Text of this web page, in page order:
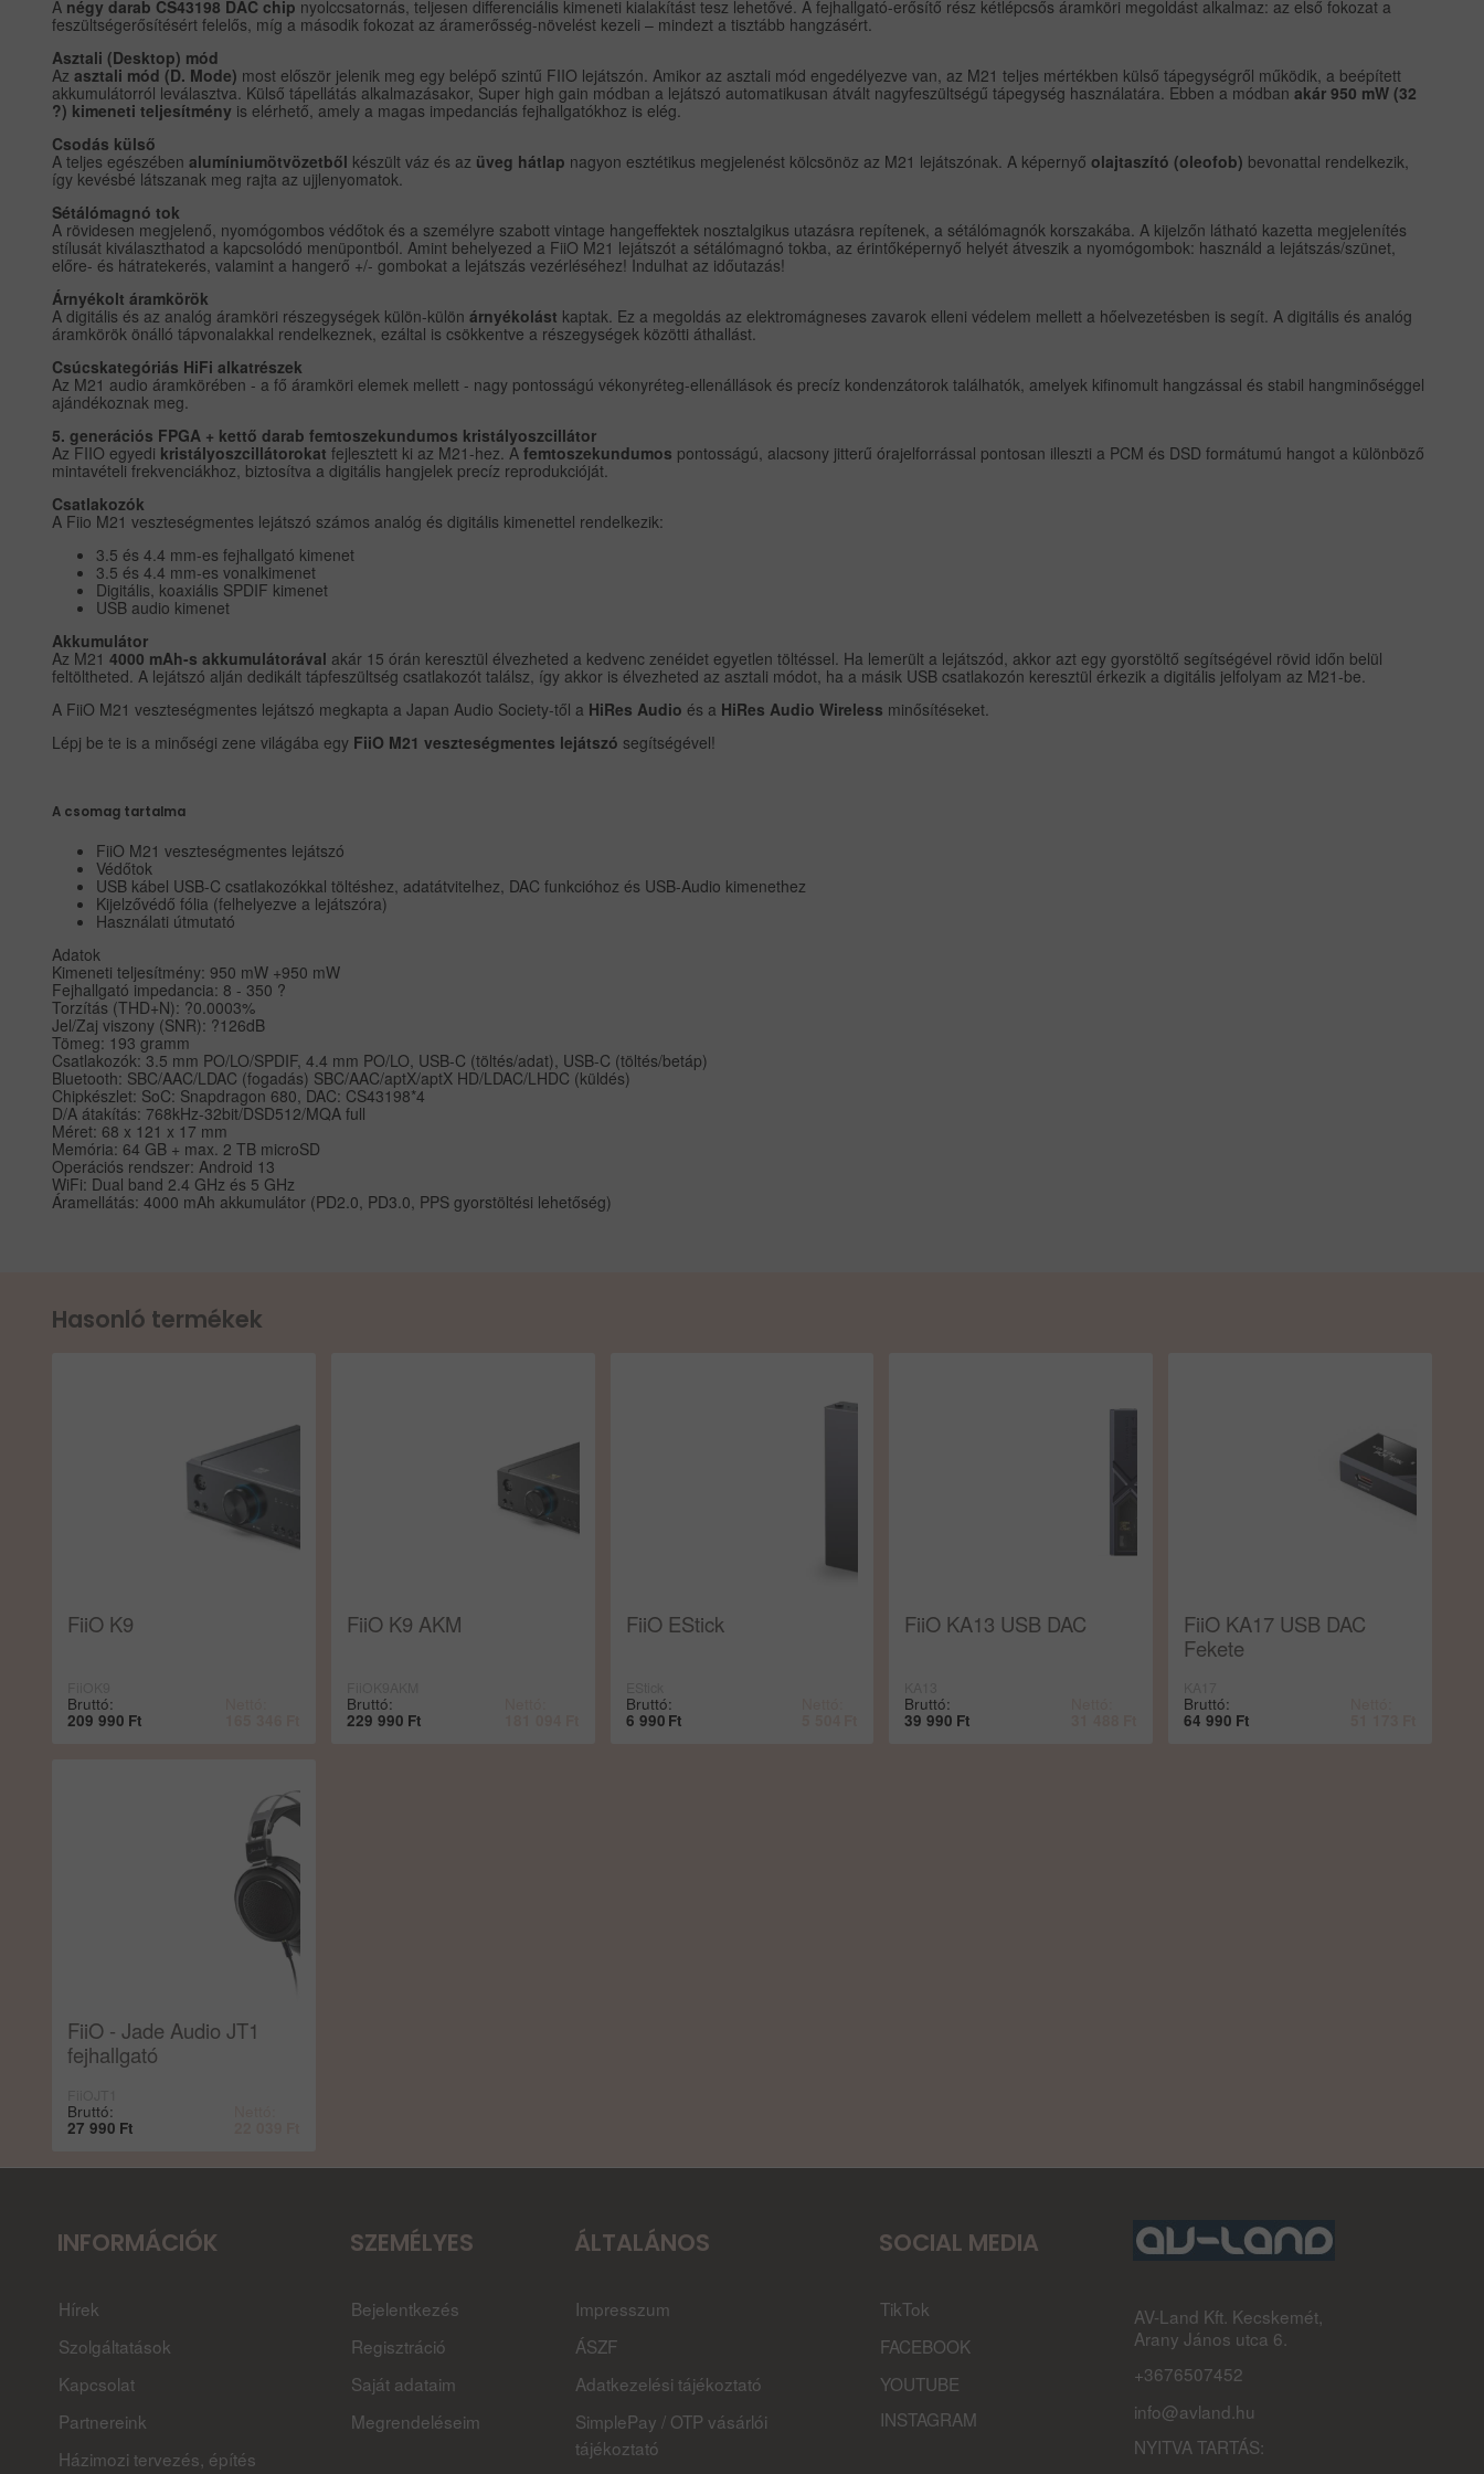
A négy darab CS43198 DAC chip nyolccsatornás, teljesen differenciális kimeneti kialakítást tesz lehetővé. A fejhallgató-erősítő rész kétlépcsős áramköri megoldást alkalmaz: az első fokozat a
feszültségerősítésért felelős, míg a második fokozat az áramerősség-növelést kezeli – mindezt a tisztább hangzásért.
Asztali (Desktop) mód
Az asztali mód (D. Mode) most először jelenik meg egy belépő szintű FIIO lejátszón. Amikor az asztali mód engedélyezve van, az M21 teljes mértékben külső tápegységről működik, a beépített
akkumulátorról leválasztva. Külső tápellátás alkalmazásakor, Super high gain módban a lejátszó automatikusan átvált nagyfeszültségű tápegység használatára. Ebben a módbanakár 950 mW (32
?) kimeneti teljesítmény is elérhető, amely a magas impedanciás fejhallgatókhoz is elég.
Csodás külső
A teljes egészébenalumíniumötvözetből készült váz és az üveg hátlap nagyon esztétikus megjelenést kölcsönöz az M21 lejátszónak. A képernyőolajtaszító (oleofob) bevonattal rendelkezik,
így kevésbé látszanak meg rajta az ujjlenyomatok.
Sétálómagnó tok
A rövidesen megjelenő, nyomógombos védőtok és a személyre szabott vintage hangeffektek nosztalgikus utazásra repítenek, a sétálómagnók korszakába. A kijelzőn látható kazetta megjelenítés
stílusát kiválaszthatod a kapcsolódó menüpontból. Amint behelyezed a FiiO M21 lejátszót a sétálómagnó tokba, az érintőképernyő helyét átveszik a nyomógombok: használd a lejátszás/szünet,
előre- és hátratekerés, valamint a hangerő +/- gombokat a lejátszás vezérléséhez! Indulhat az időutazás!
Árnyékolt áramkörök
A digitális és az analóg áramköri részegységek külön-különárnyékolást kaptak. Ez a megoldás az elektromágneses zavarok elleni védelem mellett a hőelvezetésben is segít. A digitális és analóg
áramkörök önálló tápvonalakkal rendelkeznek, ezáltal is csökkentve a részegységek közötti áthallást.
Csúcskategóriás HiFi alkatrészek
Az M21 audio áramkörében - a fő áramköri elemek mellett - nagy pontosságú vékonyréteg-ellenállások és precíz kondenzátorok találhatók, amelyek kifinomult hangzással és stabil hangminőséggel
ajándékoznak meg.
5. generációs FPGA + kettő darab femtoszekundumos kristályoszcillátor
Az FIIO egyedi kristályoszcillátorokatfejlesztett ki az M21-hez. Afemtoszekundumos pontosságú, alacsony jitterű órajelforrással pontosan illeszti a PCM és DSD formátumú hangot a különböző
mintavételi frekvenciákhoz, biztosítva a digitális hangjelek precíz reprodukcióját.
Csatlakozók
A Fiio M21 veszteségmentes lejátszó számos analóg és digitális kimenettel rendelkezik:
3.5 és 4.4 mm-es fejhallgató kimenet
3.5 és 4.4 mm-es vonalkimenet
Digitális, koaxiális SPDIF kimenet
USB audio kimenet
Akkumulátor
Az M214000 mAh-s akkumulátorával akár 15 órán keresztül élvezheted a kedvenc zenéidet egyetlen töltéssel. Ha lemerült a lejátszód, akkor azt egy gyorstöltő segítségével rövid időn belül
feltöltheted. A lejátszó alján dedikált tápfeszültség csatlakozót találsz, így akkor is élvezheted az asztali módot, ha a másik USB csatlakozón keresztül érkezik a digitális jelfolyam az M21-be.
A FiiO M21 veszteségmentes lejátszó megkapta a Japan Audio Society-től a HiRes Audio és a HiRes Audio Wireless minősítéseket.
Lépj be te is a minőségi zene világába egy FiiO M21 veszteségmentes lejátszó segítségével!
A csomag tartalma
FiiO M21 veszteségmentes lejátszó
Védőtok
USB kábel USB-C csatlakozókkal töltéshez, adatátvitelhez, DAC funkcióhoz és USB-Audio kimenethez
Kijelzővédő fólia (felhelyezve a lejátszóra)
Használati útmutató
Adatok
Kimeneti teljesítmény: 950 mW +950 mW
Fejhallgató impedancia: 8 - 350 ?
Torzítás (THD+N): ?0.0003%
Jel/Zaj viszony (SNR): ?126dB
Tömeg: 193 gramm
Csatlakozók: 3.5 mm PO/LO/SPDIF, 4.4 mm PO/LO, USB-C (töltés/adat), USB-C (töltés/betáp)
Bluetooth: SBC/AAC/LDAC (fogadás) SBC/AAC/aptX/aptX HD/LDAC/LHDC (küldés)
Chipkészlet: SoC: Snapdragon 680, DAC: CS43198*4
D/A átakítás: 768kHz-32bit/DSD512/MQA full
Méret: 68 x 121 x 17 mm
Memória: 64 GB + max. 2 TB microSD
Operációs rendszer: Android 13
WiFi: Dual band 2.4 GHz és 5 GHz
Áramellátás: 4000 mAh akkumulátor (PD2.0, PD3.0, PPS gyorstöltési lehetőség)
Hasonló termékek
FiiO K9
Bruttó:
209 990 Ft
FiiO K9 AKM
Bruttó:
229 990 Ft
FiiO EStick
Bruttó:
6 990 Ft
FiiO KA13 USB DAC
Bruttó:
39 990 Ft
FiiO KA17 USB DAC
Fekete
Bruttó:
64 990 Ft
FiiO - Jade Audio JT1
fejhallgató
Bruttó:
27 990 Ft
INFORMÁCIÓK
Hírek
Szolgáltatások
Kapcsolat
Partnereink
Házimozi tervezés, építés
SZEMÉLYES
Bejelentkezés
Regisztráció
Saját adataim
Megrendeléseim
ÁLTALÁNOS
Impresszum
ÁSZF
Adatkezelési tájékoztató
SimplePay / OTP vásárlói
tájékoztató
SOCIAL MEDIA
TikTok
FACEBOOK
YOUTUBE
INSTAGRAM
AV-Land Kft. Kecskemét,
Arany János utca 6.
+3676507452
info@avland.hu
NYITVA TARTÁS: